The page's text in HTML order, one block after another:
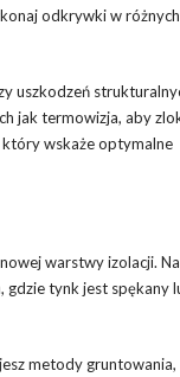
odkrywki w różnych
uszkodzeń
jak termowizja, aby
wskaże optymalne
warstwy izolacji.
gdzie tynk jest spękany
metody